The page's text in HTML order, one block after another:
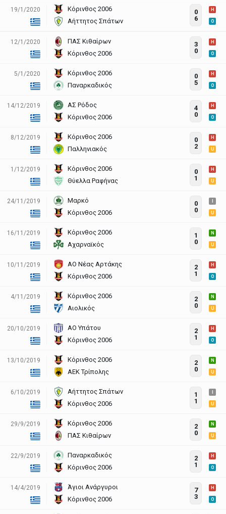
19/1/2020
Κόρινθος 2006
Αήττητος Σπάτων
0
6
H
O
12/1/2020
ΠΑΣ Κιθαίρων
Κόρινθος 2006
3
0
H
O
5/1/2020
Κόρινθος 2006
Παναρκαδικός
0
5
H
O
14/12/2019
ΑΣ Ρόδος
Κόρινθος 2006
4
0
H
O
8/12/2019
Κόρινθος 2006
Παλληνιακός
0
2
H
U
1/12/2019
Κόρινθος 2006
Θύελλα Ραφήνας
0
1
H
U
24/11/2019
Μαρκό
Κόρινθος 2006
0
0
U
16/11/2019
Κόρινθος 2006
Αχαρναϊκός
1
0
N
U
10/11/2019
ΑΟ Νέας Αρτάκης
Κόρινθος 2006
2
1
H
O
4/11/2019
Κόρινθος 2006
Αιολικός
2
0
N
U
20/10/2019
ΑΟ Υπάτου
Κόρινθος 2006
2
1
H
O
13/10/2019
Κόρινθος 2006
ΑΕΚ Τρίπολης
2
0
N
U
6/10/2019
Αήττητος Σπάτων
Κόρινθος 2006
1
1
U
29/9/2019
Κόρινθος 2006
ΠΑΣ Κιθαίρων
2
0
N
U
22/9/2019
Παναρκαδικός
Κόρινθος 2006
2
1
H
O
14/4/2019
Άγιοι Ανάργυροι
Κόρινθος 2006
7
3
H
O